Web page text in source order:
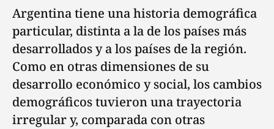
Argentina tiene una historia demográfica
particular, distinta a la de los países más
desarrollados y a los países de la región.
Como en otras dimensiones de su
desarrollo económico y social, los cambios
demográficos tuvieron una trayectoria
irregular y, comparada con otras